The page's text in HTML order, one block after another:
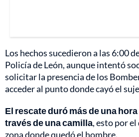
Los hechos sucedieron a las 6:00
Policía de León, aunque intentó
solicitar la presencia de los
acceder al punto donde cayó el
El rescate duró más de una
través de una camilla, esto por el
zona donde quedó el hombre.